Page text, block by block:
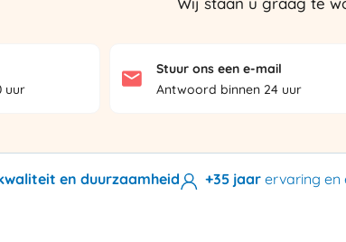
uur
Stuur ons een e-mail
Antwoord binnen 24 uur
en duurzaamheid +35 jaar ervaring en